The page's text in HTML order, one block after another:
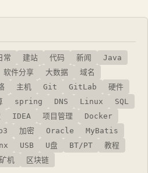
常 建站 代码 新闻
Java
软件分享 大数据
域名
主机 Git GitLab
硬件
spring DNS Linux
SQL
IDEA 项目管理
Docker
加密 Oracle
MyBatis
USB U盘 BT/PT
教程
矿机 区块链